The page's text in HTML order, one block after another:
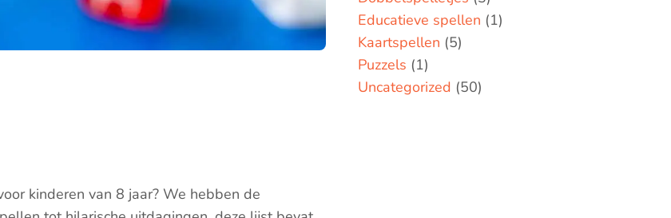
kinderen van 8 jaar? We hebben de
Educatieve spellen (1)
Kaartspellen (5)
Puzzels (1)
Uncategorized (50)